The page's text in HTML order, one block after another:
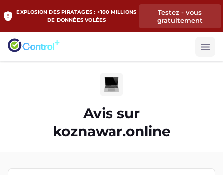
EXPLOSION DES PIRATAGES : +100 MILLIONS
DE DONNÉES VOLÉES
Testez - vous
gratuitement
Avis sur
koznawar.online